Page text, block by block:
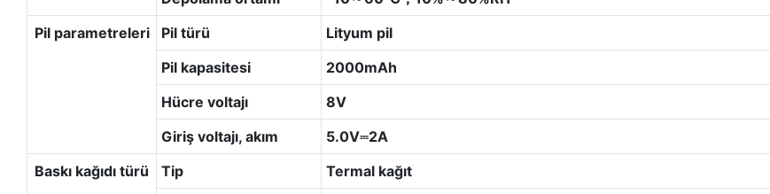
Pil parametreleri
Pil türü
Lityum pil
Pil kapasitesi
2000mAh
Hücre voltajı
8V
Giriş voltajı, akım
5.0V⎓2A
Baskı kağıdı türü
Tip
Termal kağıt